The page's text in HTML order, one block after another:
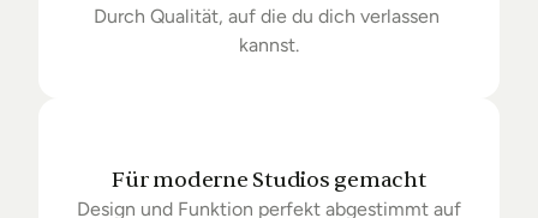
Durch Qualität, auf die du dich verlassen
kannst.
Für moderne Studios gemacht
Design und Funktion perfekt abgestimmt auf